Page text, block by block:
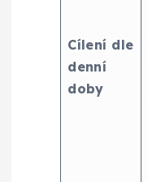
Cílení dle
denní
doby